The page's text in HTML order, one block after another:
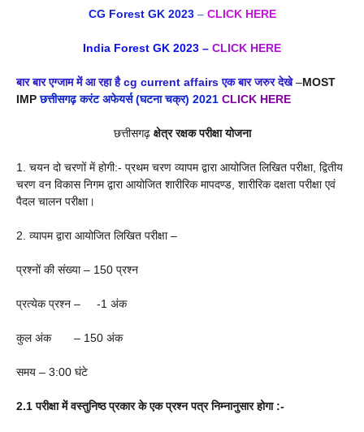
CG Forest GK 2023 – CLICK HERE
India Forest GK 2023 – CLICK HERE
बार बार एग्जाम में आ रहा है cg current affairs एक बार जरुर देखे–MOST
IMPछत्तीसगढ़ करंट अफेयर्स (घटना चक्र) 2021 CLICK HERE
छत्तीसगढ़ क्षेत्र रक्षक परीक्षा योजना
1. चयन दो चरणों में होगी:- प्रथम चरण व्यापम द्वारा आयोजित लिखित परीक्षा, द्वितीय
चरण वन विकास निगम द्वारा आयोजित शारीरिक मापदण्ड, शारीरिक दक्षता परीक्षा एवं
पैदल चालन परीक्षा।
2. व्यापम द्वारा आयोजित लिखित परीक्षा –
प्रश्नों की संख्या – 150 प्रश्न
प्रत्येक प्रश्न – -1 अंक
कुल अंक – 150 अंक
समय – 3:00 घंटे
2.1 परीक्षा में वस्तुनिष्ठ प्रकार के एक प्रश्न पत्र निम्नानुसार होगा :-